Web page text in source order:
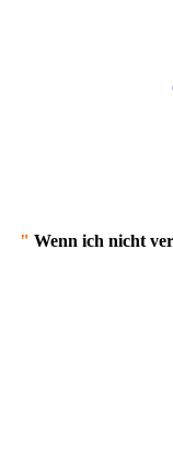
" Wenn ich nicht